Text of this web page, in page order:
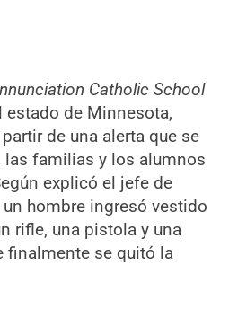
Catholic School
estado de Minnesota,
de una alerta que se
familias y los alumnos
explicó el jefe de
hombre ingresó vestido
rifle, una pistola y una
finalmente se quitó la